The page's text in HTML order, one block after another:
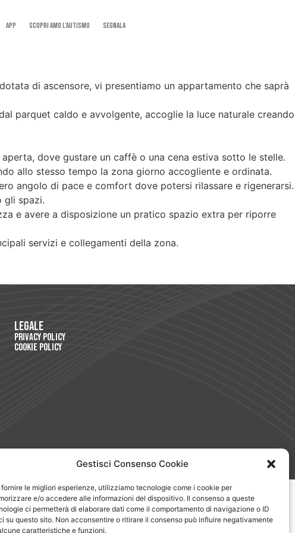
Gestisci Consenso Cookie
fornire le migliori esperienze, utilizziamo tecnologie come i cookie per
e/o accedere alle informazioni del dispositivo. Il consenso a queste
ci permetterà di elaborare dati come il comportamento di navigazione o ID
su questo sito. Non acconsentire o ritirare il consenso può influire negativamente
caratteristiche e funzioni.
App SCOPRI AMO L’AUTISMO Segnala
di ascensore, vi presentiamo un appartamento che saprà
parquet caldo e avvolgente, accoglie la luce naturale creando
dove gustare un caffè o una cena estiva sotto le stelle.
allo stesso tempo la zona giorno accogliente e ordinata.
angolo di pace e comfort dove potersi rilassare e rigenerarsi.
gli spazi.
e avere a disposizione un pratico spazio extra per riporre
servizi e collegamenti della zona.
Legale
Privacy Policy
Cookie Policy